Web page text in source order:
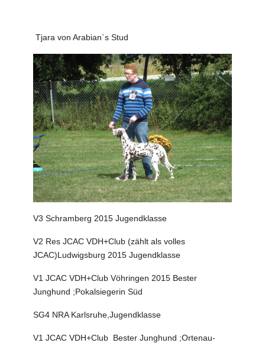
Tjara von Arabian`s Stud
V3 Schramberg 2015 Jugendklasse
V2 Res JCAC VDH+Club (zählt als volles
JCAC)Ludwigsburg 2015 Jugendklasse
V1 JCAC VDH+Club Vöhringen 2015 Bester
Junghund ;Pokalsiegerin Süd
SG4 NRA Karlsruhe,Jugendklasse
V1 JCAC VDH+Club Bester Junghund ;Ortenau-